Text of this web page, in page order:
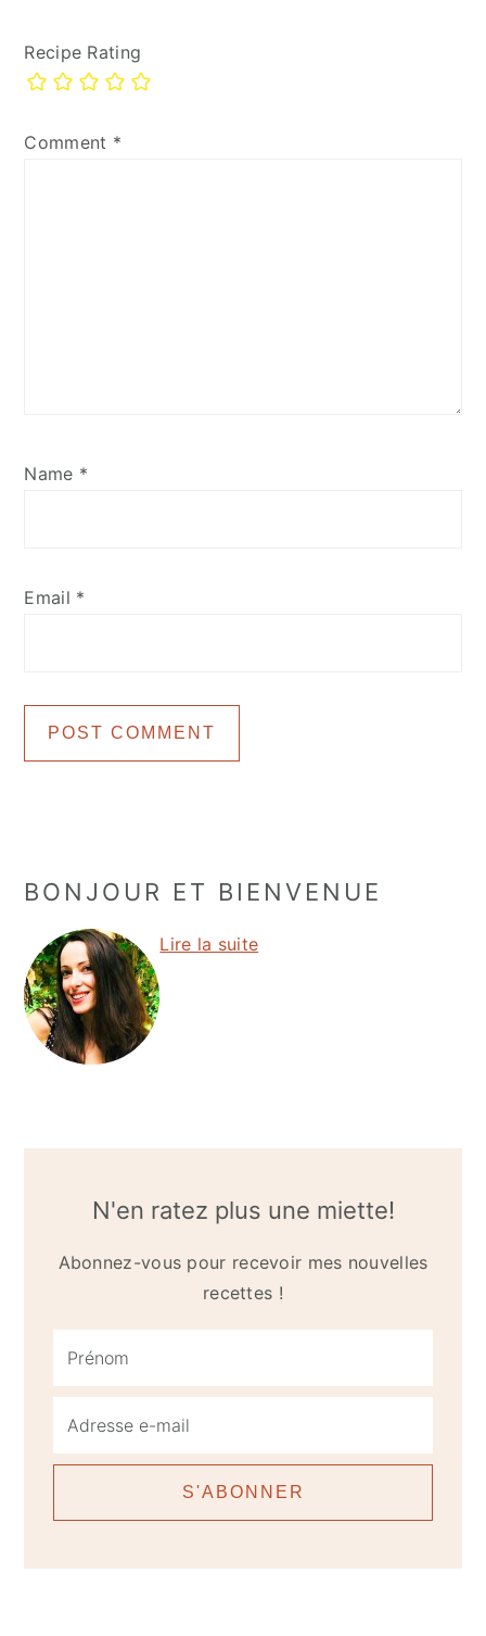
Recipe Rating
Comment *
Name *
Email *
Primary
Sidebar
BONJOUR ET BIENVENUE
Lire la suite
N'en ratez plus une miette!
Abonnez-vous pour recevoir mes nouvelles
recettes !